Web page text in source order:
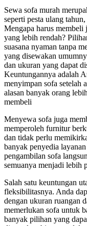
Sewa sofa murah
seperti pesta ulang
Mengapa harus
yang lebih rendah?
suasana nyaman tanpa
yang disewakan
dan ukuran yang dapat
Keuntungannya adalah
menyimpan sofa setelah
alasan banyak orang
membeli
Menyewa sofa juga
memperoleh furnitur
dan tidak perlu
banyak penyedia
pengambilan sofa
semuanya menjadi lebih
Salah satu keuntungan
fleksibilitasnya. Anda
dengan ukuran ruangan
memerlukan sofa untuk
banyak pilihan yang